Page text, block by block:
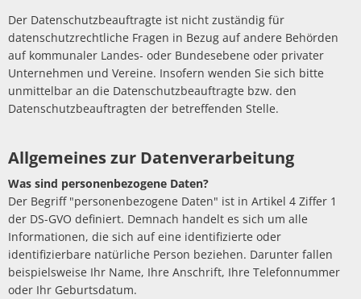
Der Datenschutzbeauftragte ist nicht zuständig für
datenschutzrechtliche Fragen in Bezug auf andere Behörden
auf kommunaler Landes- oder Bundesebene oder privater
Unternehmen und Vereine. Insofern wenden Sie sich bitte
unmittelbar an die Datenschutzbeauftragte bzw. den
Datenschutzbeauftragten der betreffenden Stelle.
Allgemeines zur Datenverarbeitung
Was sind personenbezogene Daten?
Der Begriff "personenbezogene Daten" ist in Artikel 4 Ziffer 1
der DS-GVO definiert. Demnach handelt es sich um alle
Informationen, die sich auf eine identifizierte oder
identifizierbare natürliche Person beziehen. Darunter fallen
beispielsweise Ihr Name, Ihre Anschrift, Ihre Telefonnummer
oder Ihr Geburtsdatum.